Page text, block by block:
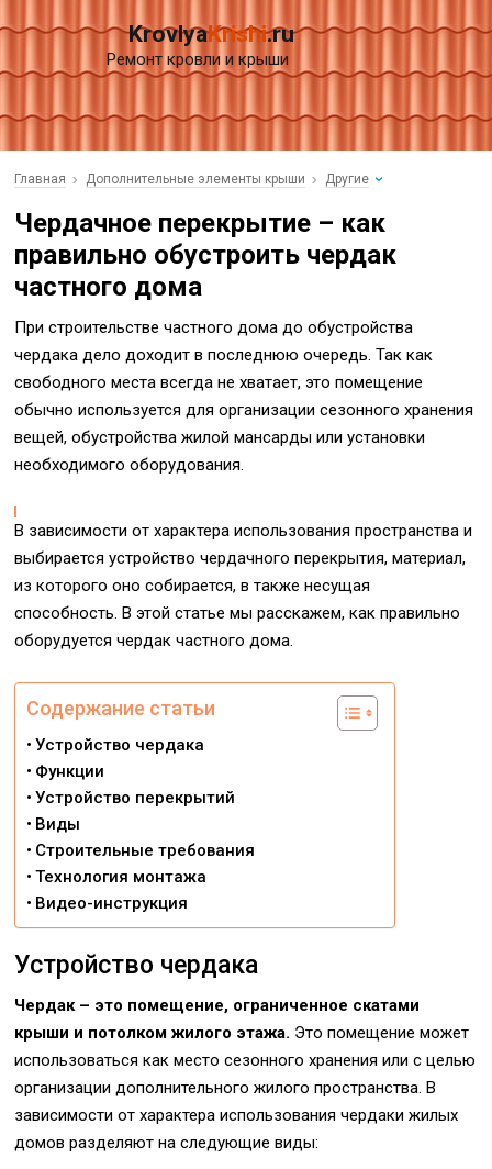
KrovlyaKrishi.ru
Ремонт кровли и крыши
Главная Дополнительные элементы крыши Другие
Чердачное перекрытие – как
правильно обустроить чердак
частного дома
При строительстве частного дома до обустройства
чердака дело доходит в последнюю очередь. Так как
свободного места всегда не хватает, это помещение
обычно используется для организации сезонного хранения
вещей, обустройства жилой мансарды или установки
необходимого оборудования.
В зависимости от характера использования пространства и
выбирается устройство чердачного перекрытия, материал,
из которого оно собирается, в также несущая
способность. В этой статье мы расскажем, как правильно
оборудуется чердак частного дома.
Содержание статьи
Устройство чердака
Функции
Устройство перекрытий
Виды
Строительные требования
Технология монтажа
Видео-инструкция
Устройство чердака
Чердак – это помещение, ограниченное скатами
крыши и потолком жилого этажа. Это помещение может
использоваться как место сезонного хранения или с целью
организации дополнительного жилого пространства. В
зависимости от характера использования чердаки жилых
домов разделяют на следующие виды: